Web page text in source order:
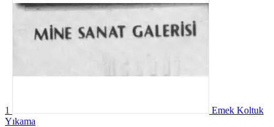
1
Emek Koltuk
Yıkama